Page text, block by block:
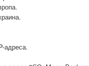
адреса.